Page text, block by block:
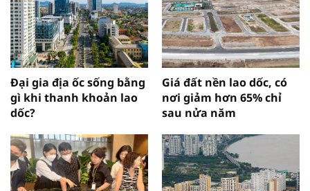
Đại gia địa ốc sống bằng
gì khi thanh khoản lao
dốc?
Giá đất nền lao dốc, có
nơi giảm hơn 65% chỉ
sau nửa năm